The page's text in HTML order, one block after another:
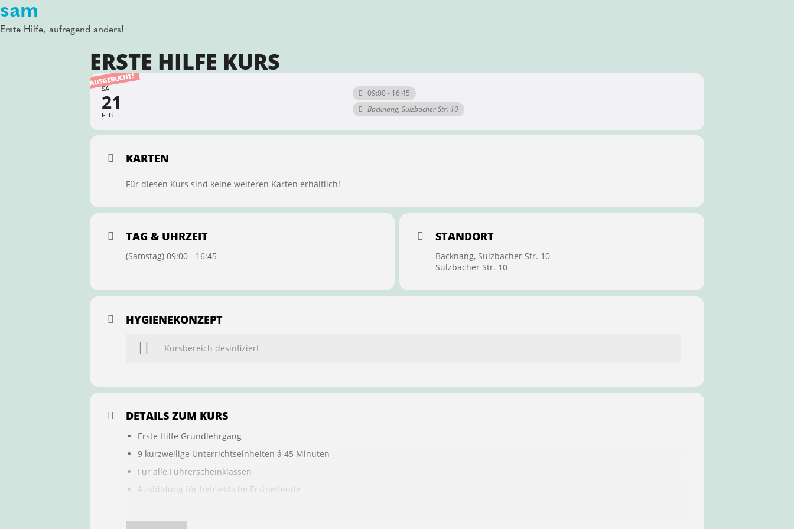
sam
Erste Hilfe, aufregend anders!
ERSTE HILFE KURS
AUSGEBUCHT!
SA
21
FEB
09:00 - 16:45
Backnang, Sulzbacher Str. 10
KARTEN
Für diesen Kurs sind keine weiteren Karten erhältlich!
TAG & UHRZEIT
(Samstag) 09:00 - 16:45
STANDORT
Backnang, Sulzbacher Str. 10
Sulzbacher Str. 10
HYGIENEKONZEPT
Kursbereich desinfiziert
DETAILS ZUM KURS
Erste Hilfe Grundlehrgang
9 kurzweilige Unterrichtseinheiten á 45 Minuten
Für alle Führerscheinklassen
Ausbildung für betriebliche Ersthelfende